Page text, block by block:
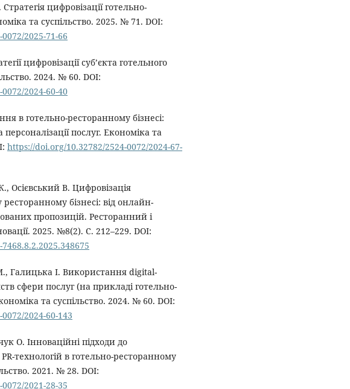
цифровізації готельно-
та суспільство. 2025. № 71. DOI:
2025-71-66
цифровізації суб’єкта готельного
2024. № 60. DOI:
2024-60-40
в готельно-ресторанному бізнесі:
персоналізації послуг. Економіка та
https://doi.org/10.32782/2524-0072/2024-67-
Осієвський В. Цифровізація
бізнесі: від онлайн-
пропозицій. Ресторанний і
2025. №8(2). С. 212–229. DOI:
Галицька І. Використання digital-
сфери послуг (на прикладі готельно-
та суспільство. 2024. № 60. DOI:
2024-60-143
О. Інноваційні підходи до
технологій в готельно-ресторанному
2021. № 28. DOI:
2021-28-35